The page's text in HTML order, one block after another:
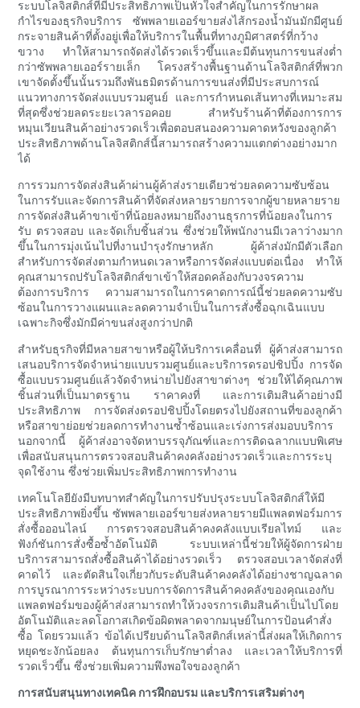
ระบบโลจิสติกส์ที่มีประสิทธิภาพเป็นหัวใจสำคัญในการรักษาผล
กำไรของธุรกิจบริการ ซัพพลายเออร์ขายส่งไส้กรองน้ำมันมักมีศูนย์
กระจายสินค้าที่ตั้งอยู่เพื่อให้บริการในพื้นที่ทางภูมิศาสตร์ที่กว้าง
ขวาง ทำให้สามารถจัดส่งได้รวดเร็วขึ้นและมีต้นทุนการขนส่งต่ำ
กว่าซัพพลายเออร์รายเล็ก โครงสร้างพื้นฐานด้านโลจิสติกส์ที่พวก
เขาจัดตั้งขึ้นนั้นรวมถึงพันธมิตรด้านการขนส่งที่มีประสบการณ์
แนวทางการจัดส่งแบบรวมศูนย์ และการกำหนดเส้นทางที่เหมาะสม
ที่สุดซึ่งช่วยลดระยะเวลารอคอย สำหรับร้านค้าที่ต้องการการ
หมุนเวียนสินค้าอย่างรวดเร็วเพื่อตอบสนองความคาดหวังของลูกค้า
ประสิทธิภาพด้านโลจิสติกส์นี้สามารถสร้างความแตกต่างอย่างมาก
ได้
การรวมการจัดส่งสินค้าผ่านผู้ค้าส่งรายเดียวช่วยลดความซับซ้อน
ในการรับและจัดการสินค้าที่จัดส่งหลายรายการจากผู้ขายหลายราย
การจัดส่งสินค้าขาเข้าที่น้อยลงหมายถึงงานธุรการที่น้อยลงในการ
รับ ตรวจสอบ และจัดเก็บชิ้นส่วน ซึ่งช่วยให้พนักงานมีเวลาว่างมาก
ขึ้นในการมุ่งเน้นไปที่งานบำรุงรักษาหลัก ผู้ค้าส่งมักมีตัวเลือก
สำหรับการจัดส่งตามกำหนดเวลาหรือการจัดส่งแบบต่อเนื่อง ทำให้
คุณสามารถปรับโลจิสติกส์ขาเข้าให้สอดคล้องกับวงจรความ
ต้องการบริการ ความสามารถในการคาดการณ์นี้ช่วยลดความซับ
ซ้อนในการวางแผนและลดความจำเป็นในการสั่งซื้อฉุกเฉินแบบ
เฉพาะกิจซึ่งมักมีค่าขนส่งสูงกว่าปกติ
สำหรับธุรกิจที่มีหลายสาขาหรือผู้ให้บริการเคลื่อนที่ ผู้ค้าส่งสามารถ
เสนอบริการจัดจำหน่ายแบบรวมศูนย์และบริการดรอปชิปปิ้ง การจัด
ซื้อแบบรวมศูนย์แล้วจัดจำหน่ายไปยังสาขาต่างๆ ช่วยให้ได้คุณภาพ
ชิ้นส่วนที่เป็นมาตรฐาน ราคาคงที่ และการเติมสินค้าอย่างมี
ประสิทธิภาพ การจัดส่งดรอปชิปปิ้งโดยตรงไปยังสถานที่ของลูกค้า
หรือสาขาย่อยช่วยลดการทำงานซ้ำซ้อนและเร่งการส่งมอบบริการ
นอกจากนี้ ผู้ค้าส่งอาจจัดหาบรรจุภัณฑ์และการติดฉลากแบบพิเศษ
เพื่อสนับสนุนการตรวจสอบสินค้าคงคลังอย่างรวดเร็วและการระบุ
จุดใช้งาน ซึ่งช่วยเพิ่มประสิทธิภาพการทำงาน
เทคโนโลยียังมีบทบาทสำคัญในการปรับปรุงระบบโลจิสติกส์ให้มี
ประสิทธิภาพยิ่งขึ้น ซัพพลายเออร์ขายส่งหลายรายมีแพลตฟอร์มการ
สั่งซื้อออนไลน์ การตรวจสอบสินค้าคงคลังแบบเรียลไทม์ และ
ฟังก์ชันการสั่งซื้อซ้ำอัตโนมัติ ระบบเหล่านี้ช่วยให้ผู้จัดการฝ่าย
บริการสามารถสั่งซื้อสินค้าได้อย่างรวดเร็ว ตรวจสอบเวลาจัดส่งที่
คาดไว้ และตัดสินใจเกี่ยวกับระดับสินค้าคงคลังได้อย่างชาญฉลาด
การบูรณาการระหว่างระบบการจัดการสินค้าคงคลังของคุณเองกับ
แพลตฟอร์มของผู้ค้าส่งสามารถทำให้วงจรการเติมสินค้าเป็นไปโดย
อัตโนมัติและลดโอกาสเกิดข้อผิดพลาดจากมนุษย์ในการป้อนคำสั่ง
ซื้อ โดยรวมแล้ว ข้อได้เปรียบด้านโลจิสติกส์เหล่านี้ส่งผลให้เกิดการ
หยุดชะงักน้อยลง ต้นทุนการเก็บรักษาต่ำลง และเวลาให้บริการที่
รวดเร็วขึ้น ซึ่งช่วยเพิ่มความพึงพอใจของลูกค้า
การสนับสนุนทางเทคนิค การฝึกอบรม และบริการเสริมต่างๆ